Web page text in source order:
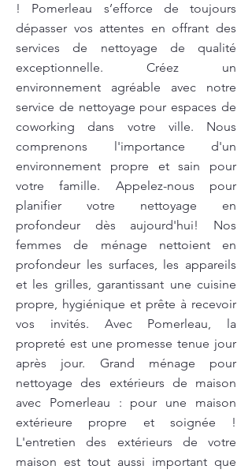
! Pomerleau s’efforce de toujours
dépasser vos attentes en offrant des
services de nettoyage de qualité
exceptionnelle. Créez un
environnement agréable avec notre
service de nettoyage pour espaces de
coworking dans votre ville. Nous
comprenons l'importance d'un
environnement propre et sain pour
votre famille. Appelez-nous pour
planifier votre nettoyage en
profondeur dès aujourd'hui! Nos
femmes de ménage nettoient en
profondeur les surfaces, les appareils
et les grilles, garantissant une cuisine
propre, hygiénique et prête à recevoir
vos invités. Avec Pomerleau, la
propreté est une promesse tenue jour
après jour. Grand ménage pour
nettoyage des extérieurs de maison
avec Pomerleau : pour une maison
extérieure propre et soignée !
L'entretien des extérieurs de votre
maison est tout aussi important que